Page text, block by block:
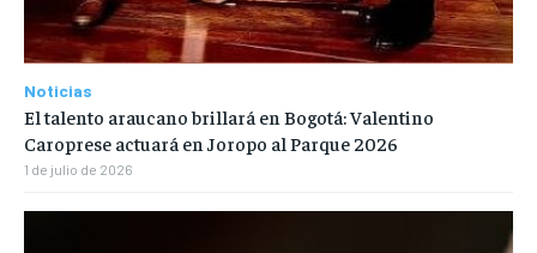
Noticias
El talento araucano brillará en Bogotá: Valentino
Caroprese actuará en Joropo al Parque 2026
1 de julio de 2026